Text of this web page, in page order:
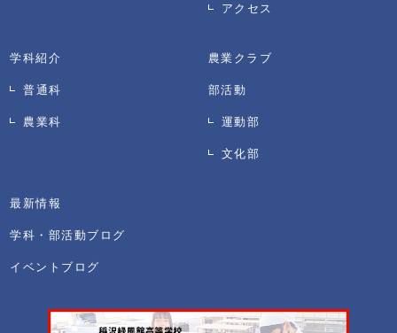
アクセス
学科紹介
普通科
農業科
農業クラブ
部活動
運動部
文化部
最新情報
学科・部活動ブログ
イベントブログ